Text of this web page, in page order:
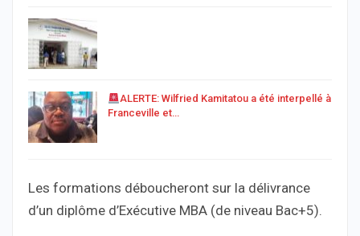
ALERTE: Wilfried Kamitatou a été interpellé à
Franceville et…
Les formations déboucheront sur la délivrance
d’un diplôme d’Exécutive MBA (de niveau Bac+5).